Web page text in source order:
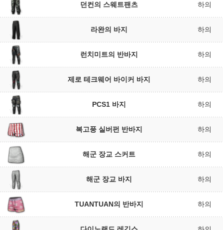
던컨의 스웨트팬츠 하의
라완의 바지 하의
런치미트의 반바지 하의
제로 테크웨어 바이커 바지 하의
PCS1 바지 하의
복고풍 실버펀 반바지 하의
해군 장교 스커트 하의
해군 장교 바지 하의
TUANTUAN의 반바지 하의